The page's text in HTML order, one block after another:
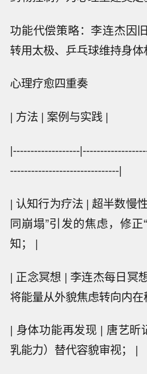
功能代偿策略：李连杰因
转用太极、乒乓球维持身体
心理疗愈四重奏
| 方法 | 案例与实践 |
|-------------------
-------------------------------|
| 认知行为疗法 | 超半数慢
同崩塌”引发的焦虑，修
知； |
| 正念冥想 | 李连杰每日冥
将能量从外貌焦虑转向内在
| 身体功能再发现 | 唐艺昕
乳能力）替代容貌审视； |